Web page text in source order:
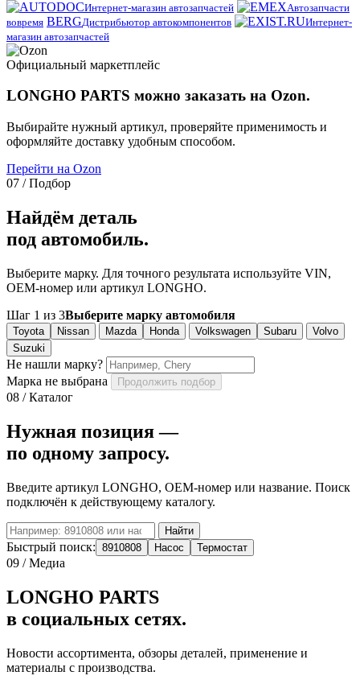
Интернет-магазин автозапчастей
Автозапчасти
вовремя BERGДистрибьютор автокомпонентов
Интернет-
магазин автозапчастей
Официальный маркетплейс
LONGHO PARTS можно заказать на Ozon.
Выбирайте нужный артикул, проверяйте применимость и
оформляйте доставку удобным способом.
Перейти на Ozon
07 / Подбор
Найдём деталь
под автомобиль.
Выберите марку. Для точного результата используйте VIN,
OEM-номер или артикул LONGHO.
Шаг 1 из 3Выберите марку автомобиля
Toyota Nissan Mazda Honda Volkswagen Subaru
Volvo
Suzuki
Не нашли марку?
Марка не выбрана
Продолжить подбор
08 / Каталог
Нужная позиция —
по одному запросу.
Введите артикул LONGHO, OEM-номер или название. Поиск
подключён к действующему каталогу.
Найти
Быстрый поиск: 8910808 Насос Термостат
09 / Медиа
LONGHO PARTS
в социальных сетях.
Новости ассортимента, обзоры деталей, применение и
материалы с производства.